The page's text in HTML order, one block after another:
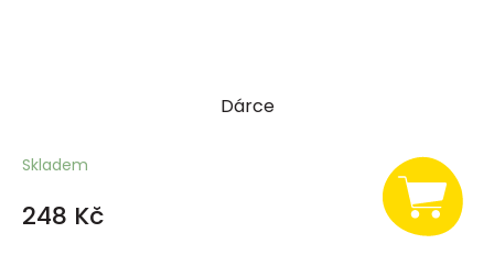
Dárce
Skladem
248 Kč